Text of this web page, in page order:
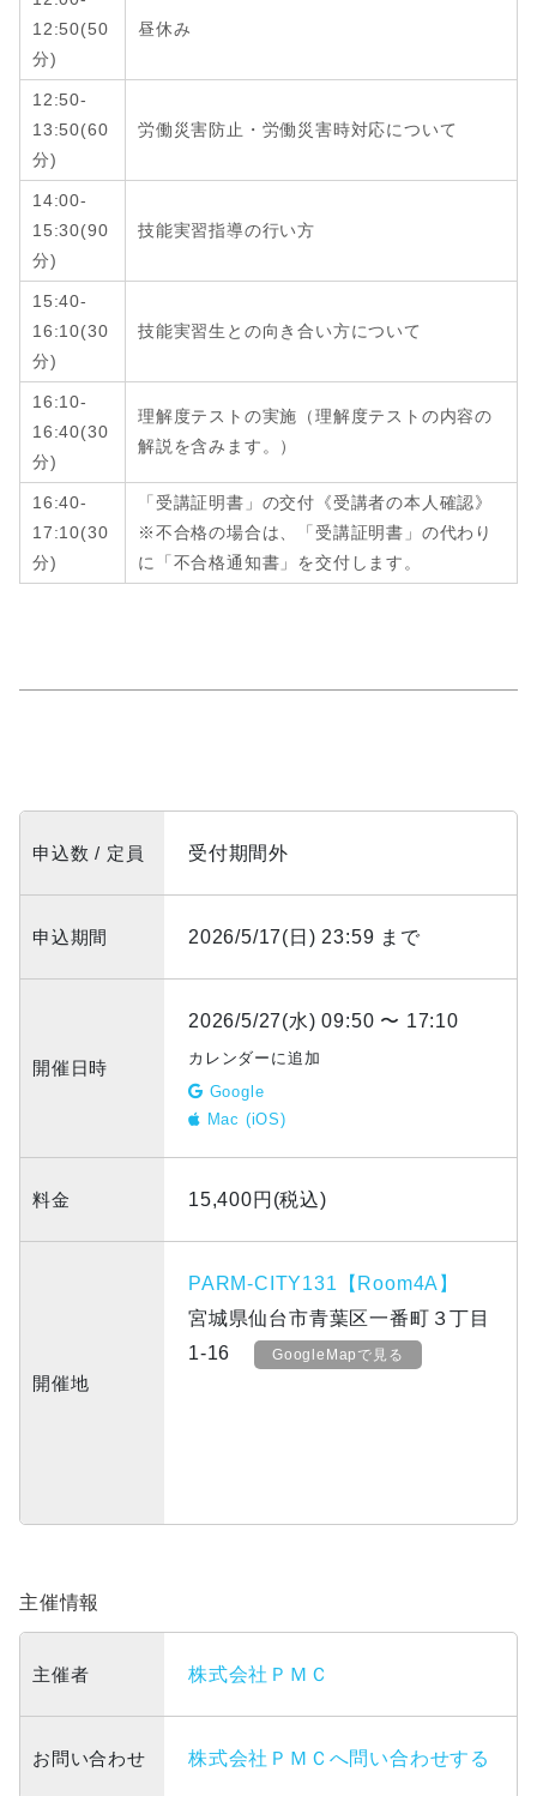
12:50(50
分)
昼休み
12:50-
13:50(60
分)
労働災害防止・労働災害時対応について
14:00-
15:30(90
分)
技能実習指導の行い方
15:40-
16:10(30
分)
技能実習生との向き合い方について
16:10-
16:40(30
分)
理解度テストの実施（理解度テストの内容の
解説を含みます。）
16:40-
17:10(30
分)
「受講証明書」の交付《受講者の本人確認》
※不合格の場合は、「受講証明書」の代わり
に「不合格通知書」を交付します。
申込数 / 定員 受付期間外
申込期間 2026/5/17(日) 23:59 まで
開催日時
2026/5/27(水) 09:50 〜 17:10
カレンダーに追加
Google
Mac (iOS)
料金 15,400円(税込)
開催地
PARM-CITY131【Room4A】
宮城県仙台市青葉区一番町３丁目
1-16
GoogleMapで見る
主催情報
主催者 株式会社ＰＭＣ
お問い合わせ 株式会社ＰＭＣへ問い合わせする